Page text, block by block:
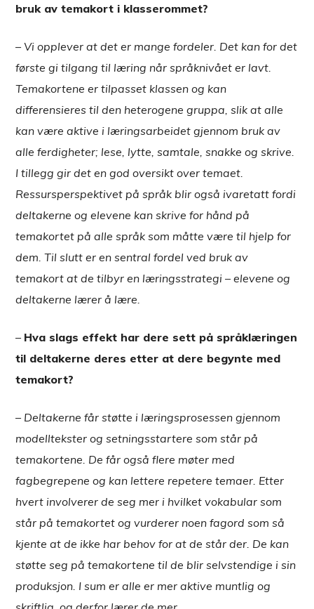
bruk av temakort i klasserommet?
–Vi opplever at det er mange fordeler. Det kan for det
første gi tilgang til læring når språknivået er lavt.
Temakortene er tilpasset klassen og kan
differensieres til den heterogene gruppa, slik at alle
kan være aktive i læringsarbeidet gjennom bruk av
alle ferdigheter; lese, lytte, samtale, snakke og skrive.
I tillegg gir det en god oversikt over temaet.
Ressursperspektivet på språk blir også ivaretatt fordi
deltakerne og elevene kan skrive for hånd på
temakortet på alle språk som måtte være til hjelp for
dem. Til slutt er en sentral fordel ved bruk av
temakort at de tilbyr en læringsstrategi – elevene og
deltakerne lærer å lære.
– Hva slags effekt har dere sett på språklæringen
til deltakerne deres etter at dere begynte med
temakort?
– Deltakerne får støtte i læringsprosessen gjennom
modelltekster og setningsstartere som står på
temakortene. De får også flere møter med
fagbegrepene og kan lettere repetere temaer. Etter
hvert involverer de seg mer i hvilket vokabular som
står på temakortet og vurderer noen fagord som så
kjente at de ikke har behov for at de står der. De kan
støtte seg på temakortene til de blir selvstendige i sin
produksjon. I sum er alle er mer aktive muntlig og